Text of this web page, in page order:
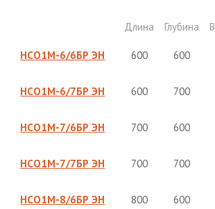
Длина Глубина
НСО1М-6/6БР ЭН 600 600
НСО1М-6/7БР ЭН 600 700
НСО1М-7/6БР ЭН 700 600
НСО1М-7/7БР ЭН 700 700
НСО1М-8/6БР ЭН 800 600